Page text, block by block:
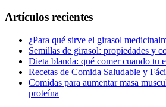
Artículos recientes
¿Para qué sirve el girasol
Semillas de girasol: propiedades y
Dieta blanda: qué comer cuando tu
Recetas de Comida Saludable y
Comidas para aumentar masa
proteína